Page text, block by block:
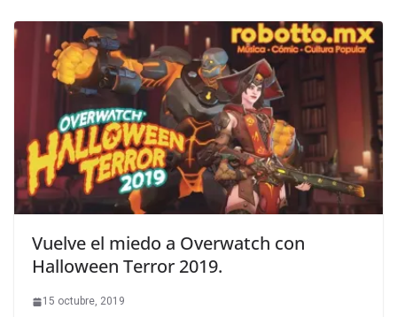
Vuelve el miedo a Overwatch con
Halloween Terror 2019.
15 octubre, 2019